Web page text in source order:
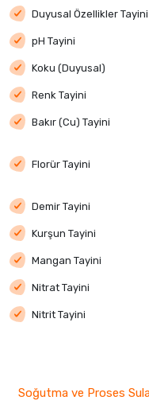
Duyusal Özellikler Tayini
pH Tayini
Koku (Duyusal)
Renk Tayini
Bakır (Cu) Tayini
Florür Tayini
Demir Tayini
Kurşun Tayini
Mangan Tayini
Nitrat Tayini
Nitrit Tayini
Soğutma ve Proses